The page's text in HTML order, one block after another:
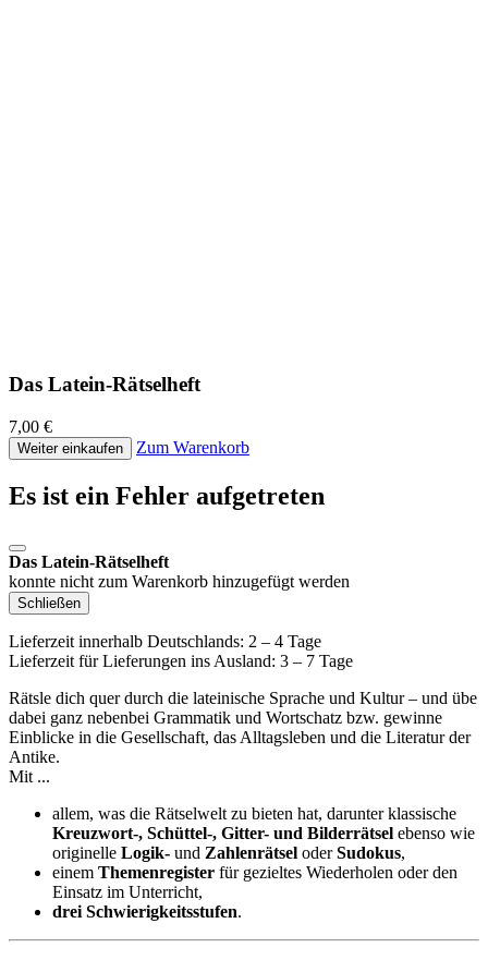
Das Latein-Rätselheft
7,00 €
Weiter einkaufen Zum Warenkorb
Es ist ein Fehler aufgetreten
Das Latein-Rätselheft
konnte nicht zum Warenkorb hinzugefügt werden
Schließen
Lieferzeit innerhalb Deutschlands: 2 – 4 Tage
Lieferzeit für Lieferungen ins Ausland: 3 – 7 Tage
Rätsle dich quer durch die lateinische Sprache und Kultur – und übe
dabei ganz nebenbei Grammatik und Wortschatz bzw. gewinne
Einblicke in die Gesellschaft, das Alltagsleben und die Literatur der
Antike.
Mit ...
allem, was die Rätselwelt zu bieten hat, darunter klassische
Kreuzwort-, Schüttel-, Gitter- und Bilderrätsel ebenso wie
originelle Logik- und Zahlenrätsel oderSudokus,
einem Themenregister für gezieltes Wiederholen oder den
Einsatz im Unterricht,
drei Schwierigkeitsstufen.